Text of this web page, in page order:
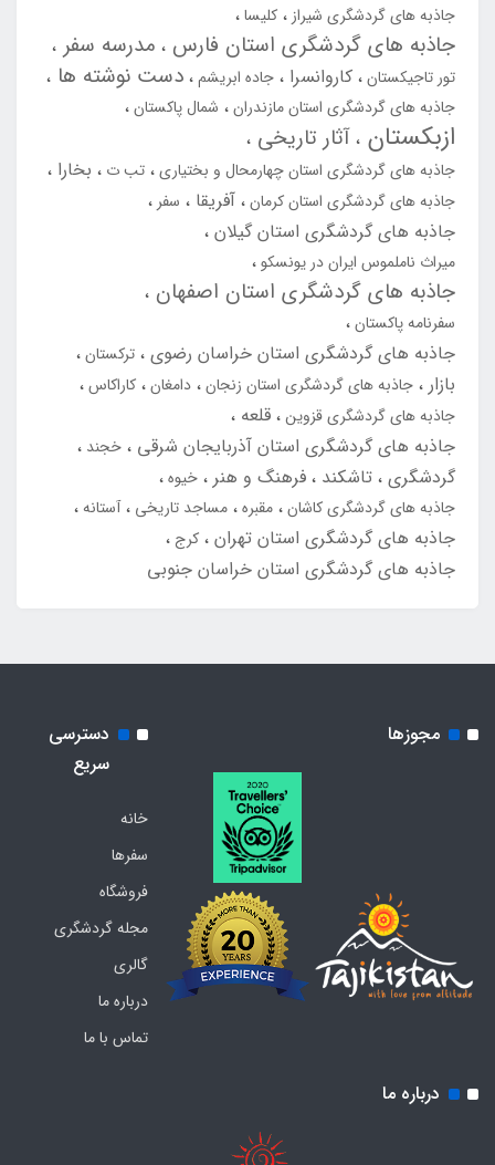
جاذبه های گردشگری شیراز
کلیسا
جاذبه های گردشگری استان فارس مدرسه سفر
تور تاجیکستان کاروانسرا جاده ابریشم دست نوشته ها
جاذبه های گردشگری استان مازندران شمال پاکستان
ازبکستان آثار تاریخی
جاذبه های گردشگری استان چهارمحال و بختیاری تب ت بخارا
جاذبه های گردشگری استان کرمان آفریقا سفر
جاذبه های گردشگری استان گیلان
میراث ناملموس ایران در یونسکو
جاذبه های گردشگری استان اصفهان
سفرنامه پاکستان
جاذبه های گردشگری استان خراسان رضوی ترکستان
بازار جاذبه های گردشگری استان زنجان دامغان کاراکاس
جاذبه های گردشگری قزوین قلعه
جاذبه های گردشگری استان آذربایجان شرقی
خجند
گردشگری تاشکند فرهنگ و هنر
خیوه
جاذبه های گردشگری کاشان مقبره مساجد تاریخی آستانه
جاذبه های گردشگری استان تهران کرج
جاذبه های گردشگری استان خراسان جنوبی
مجوزها
دسترسی
سریع
خانه
سفرها
فروشگاه
مجله گردشگری
گالری
درباره ما
تماس با ما
درباره ما